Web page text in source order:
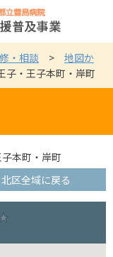
・相談 > 地図か
・王子本町・岸町
本町・岸町
北区全域に戻る